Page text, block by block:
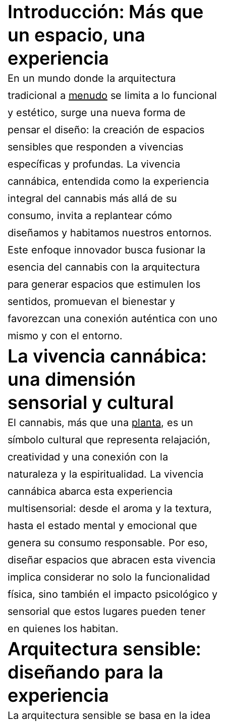
Introducción: Más que
un espacio, una
experiencia
En un mundo donde la arquitectura
tradicional a menudo se limita a lo funcional
y estético, surge una nueva forma de
pensar el diseño: la creación de espacios
sensibles que responden a vivencias
específicas y profundas. La vivencia
cannábica, entendida como la experiencia
integral del cannabis más allá de su
consumo, invita a replantear cómo
diseñamos y habitamos nuestros entornos.
Este enfoque innovador busca fusionar la
esencia del cannabis con la arquitectura
para generar espacios que estimulen los
sentidos, promuevan el bienestar y
favorezcan una conexión auténtica con uno
mismo y con el entorno.
La vivencia cannábica:
una dimensión
sensorial y cultural
El cannabis, más que una planta, es un
símbolo cultural que representa relajación,
creatividad y una conexión con la
naturaleza y la espiritualidad. La vivencia
cannábica abarca esta experiencia
multisensorial: desde el aroma y la textura,
hasta el estado mental y emocional que
genera su consumo responsable. Por eso,
diseñar espacios que abracen esta vivencia
implica considerar no solo la funcionalidad
física, sino también el impacto psicológico y
sensorial que estos lugares pueden tener
en quienes los habitan.
Arquitectura sensible:
diseñando para la
experiencia
La arquitectura sensible se basa en la idea